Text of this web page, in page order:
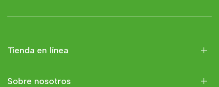
Tienda en línea
Sobre nosotros